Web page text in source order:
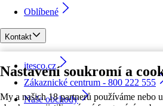
Nastavení soukromí a
My a našich 18 partnerů používáme nebo
Oblíbené
Kontakt
itesco.cz
Zákaznické centrum - 800 222 555
Naše obchody